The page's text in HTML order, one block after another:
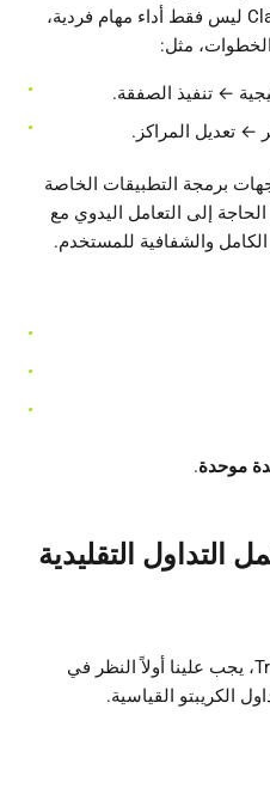
للتوسع، وذكية. وهذا يتيح لـ Claude ليس فقط أداء مهام فردية،
مثل:
← تنفيذ الصفقة.
تعديل المراكز.
برمجة التطبيقات الخاصة
بـ XT Exchange، يزيل TradeKit الحاجة إلى التعامل اليدوي مع
موحدة.
التداول التقليدية
لفهم القيمة التي يقدمها TradeKit، يجب علينا أولاً النظر في
الكريبتو القياسية.